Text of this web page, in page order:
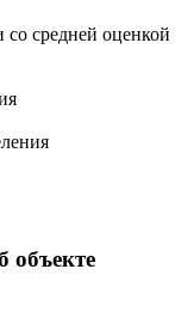
средней оценкой
объекте